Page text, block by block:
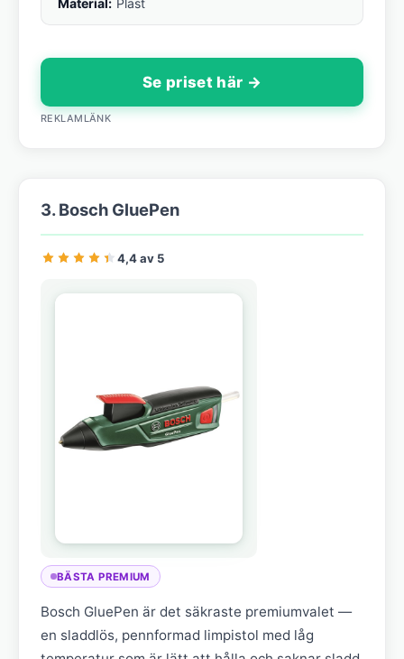
Se priset här →
REKLAMLÄNK
3. Bosch GluePen
4,4 av 5
BÄSTA PREMIUM
Bosch GluePen är det säkraste premiumvalet —
en sladdlös, pennformad limpistol med låg